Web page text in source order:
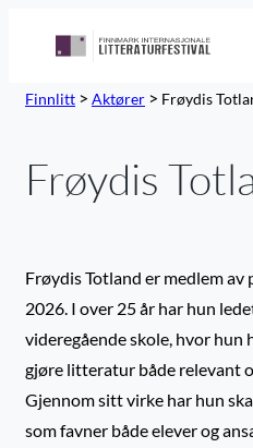
Finnlitt > Aktører > Frøydis
Frøydis
Frøydis Totland er medlem
2026. I over 25 år har hun
videregående skole, hvor
gjøre litteratur både relevant
Gjennom sitt virke har hun
som favner både elever og